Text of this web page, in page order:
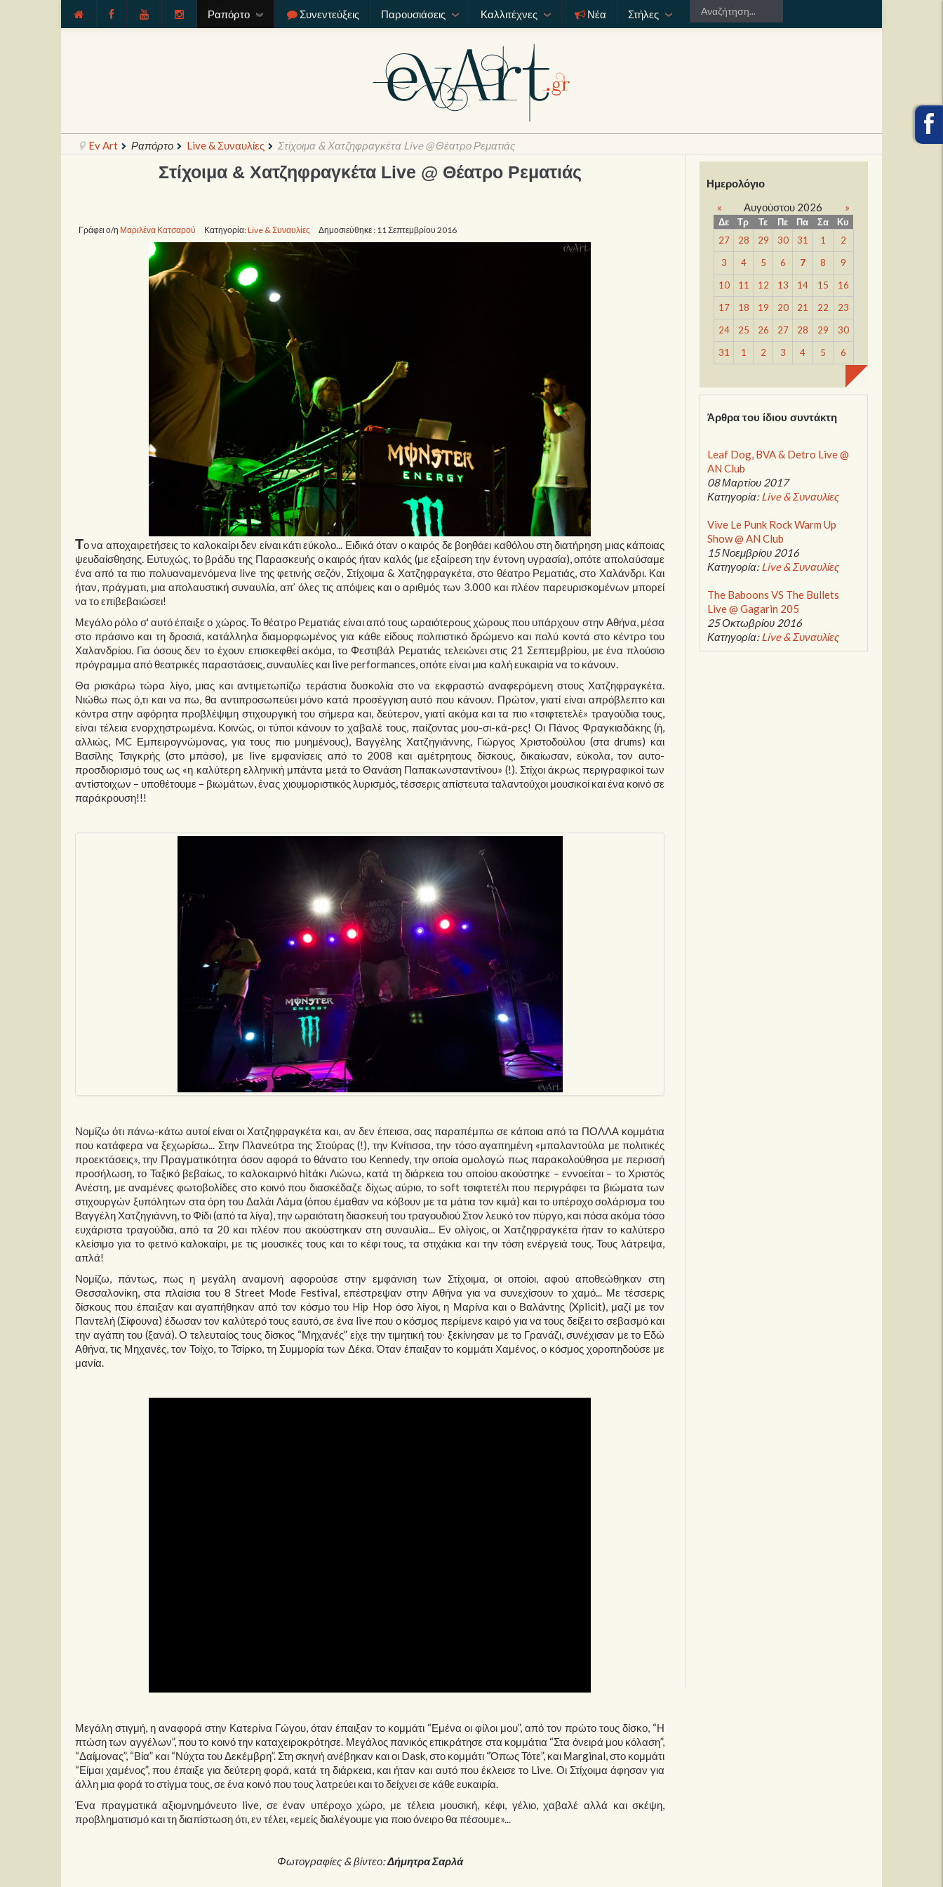
Ραπόρτο Συνεντεύξεις Παρουσιάσεις Καλλιτέχνες Νέα Στήλες
Ev Art Ραπόρτο Live & Συναυλίες Στίχοιμα & Χατζηφραγκέτα Live @ Θέατρο Ρεματιάς
Στίχοιμα & Χατζηφραγκέτα Live @ Θέατρο Ρεματιάς
Γράφει ο/η Μαριλένα Κατσαρού Κατηγορία:Live & Συναυλίες Δημοσιεύθηκε : 11 Σεπτεμβρίου 2016
Το να αποχαιρετήσεις το καλοκαίρι δεν είναι κάτι εύκολο... Ειδικά όταν ο καιρός δε βοηθάει καθόλου στη διατήρηση μιας κάποιας
ψευδαίσθησης. Ευτυχώς, το βράδυ της Παρασκευής ο καιρός ήταν καλός (με εξαίρεση την έντονη υγρασία), οπότε απολαύσαμε
ένα από τα πιο πολυαναμενόμενα live της φετινής σεζόν, Στίχοιμα & Χατζηφραγκέτα, στο θέατρο Ρεματιάς, στο Χαλάνδρι. Και
ήταν, πράγματι, μια απολαυστική συναυλία, απ’ όλες τις απόψεις και ο αριθμός των 3.000 και πλέον παρευρισκομένων μπορεί
να το επιβεβαιώσει!
Μεγάλο ρόλο σ' αυτό έπαιξε ο χώρος. Το θέατρο Ρεματιάς είναι από τους ωραιότερους χώρους που υπάρχουν στην Αθήνα, μέσα
στο πράσινο και τη δροσιά, κατάλληλα διαμορφωμένος για κάθε είδους πολιτιστικό δρώμενο και πολύ κοντά στο κέντρο του
Χαλανδρίου. Για όσους δεν το έχουν επισκεφθεί ακόμα, το Φεστιβάλ Ρεματιάς τελειώνει στις 21 Σεπτεμβρίου, με ένα πλούσιο
πρόγραμμα από θεατρικές παραστάσεις, συναυλίες και live performances, οπότε είναι μια καλή ευκαιρία να το κάνουν.
Θα ρισκάρω τώρα λίγο, μιας και αντιμετωπίζω τεράστια δυσκολία στο να εκφραστώ αναφερόμενη στους Χατζηφραγκέτα.
Νιώθω πως ό,τι και να πω, θα αντιπροσωπεύει μόνο κατά προσέγγιση αυτό που κάνουν. Πρώτον, γιατί είναι απρόβλεπτο και
κόντρα στην αφόρητα προβλέψιμη στιχουργική του σήμερα και, δεύτερον, γιατί ακόμα και τα πιο «τσιφτετελέ» τραγούδια τους,
είναι τέλεια ενορχηστρωμένα. Κοινώς, οι τύποι κάνουν το χαβαλέ τους, παίζοντας μου-σι-κά-ρες! Οι Πάνος Φραγκιαδάκης (ή,
αλλιώς, MC Εμπειρογνώμονας, για τους πιο μυημένους), Βαγγέλης Χατζηγιάννης, Γιώργος Χριστοδούλου (στα drums) και
Βασίλης Τσιγκρής (στο μπάσο), με live εμφανίσεις από το 2008 και αμέτρητους δίσκους, δικαίωσαν, εύκολα, τον αυτο-
προσδιορισμό τους ως «η καλύτερη ελληνική μπάντα μετά το Θανάση Παπακωνσταντίνου» (!). Στίχοι άκρως περιγραφικοί των
αντίστοιχων – υποθέτουμε – βιωμάτων, ένας χιουμοριστικός λυρισμός, τέσσερις απίστευτα ταλαντούχοι μουσικοί και ένα κοινό σε
παράκρουση!!!
Νομίζω ότι πάνω-κάτω αυτοί είναι οι Χατζηφραγκέτα και, αν δεν έπεισα, σας παραπέμπω σε κάποια από τα ΠΟΛΛΑ κομμάτια
που κατάφερα να ξεχωρίσω... Στην Πλανεύτρα της Στούρας (!), την Κνίτισσα, την τόσο αγαπημένη «μπαλαντούλα με πολιτικές
προεκτάσεις», την Πραγματικότητα όσον αφορά το θάνατο του Kennedy, την οποία ομολογώ πως παρακολούθησα με περισσή
προσήλωση, το Ταξικό βεβαίως, το καλοκαιρινό hitάκι Λιώνω, κατά τη διάρκεια του οποίου ακούστηκε – εννοείται – το Χριστός
Ανέστη, με αναμένες φωτοβολίδες στο κοινό που διασκέδαζε δίχως αύριο, το soft τσιφτετέλι που περιγράφει τα βιώματα των
στιχουργών ξυπόλητων στα όρη του Δαλάι Λάμα (όπου έμαθαν να κόβουν με τα μάτια τον κιμά) και το υπέροχο σολάρισμα του
Βαγγέλη Χατζηγιάννη, το Φίδι (από τα λίγα), την ωραιότατη διασκευή του τραγουδιού Στον λευκό τον πύργο, και πόσα ακόμα τόσο
ευχάριστα τραγούδια, από τα 20 και πλέον που ακούστηκαν στη συναυλία... Εν ολίγοις, οι Χατζηφραγκέτα ήταν το καλύτερο
κλείσιμο για το φετινό καλοκαίρι, με τις μουσικές τους και το κέφι τους, τα στιχάκια και την τόση ενέργειά τους. Τους λάτρεψα,
απλά!
Νομίζω, πάντως, πως η μεγάλη αναμονή αφορούσε στην εμφάνιση των Στίχοιμα, οι οποίοι, αφού αποθεώθηκαν στη
Θεσσαλονίκη, στα πλαίσια του 8 Street Mode Festival, επέστρεψαν στην Αθήνα για να συνεχίσουν το χαμό... Με τέσσερις
δίσκους που έπαιξαν και αγαπήθηκαν από τον κόσμο του Hip Hop όσο λίγοι, η Μαρίνα και ο Βαλάντης (Xplicit), μαζί με τον
Παντελή (Σίφουνα) έδωσαν τον καλύτερό τους εαυτό, σε ένα live που ο κόσμος περίμενε καιρό για να τους δείξει το σεβασμό και
την αγάπη του (ξανά). Ο τελευταίος τους δίσκος “Μηχανές” είχε την τιμητική του∙ ξεκίνησαν με το Γρανάζι, συνέχισαν με το Εδώ
Αθήνα, τις Μηχανές, τον Τοίχο, το Τσίρκο, τη Συμμορία των Δέκα. Όταν έπαιξαν το κομμάτι Χαμένος, ο κόσμος χοροπηδούσε με
μανία.
Μεγάλη στιγμή, η αναφορά στην Κατερίνα Γώγου, όταν έπαιξαν το κομμάτι “Εμένα οι φίλοι μου”, από τον πρώτο τους δίσκο, “Η
πτώση των αγγέλων”, που το κοινό την καταχειροκρότησε. Μεγάλος πανικός επικράτησε στα κομμάτια “Στα όνειρά μου κόλαση”,
“Δαίμονας”, “Βία” και “Νύχτα του Δεκέμβρη”. Στη σκηνή ανέβηκαν και οι Dask, στο κομμάτι “Όπως Τότε”, και Μarginal, στο κομμάτι
“Είμαι χαμένος”, που έπαιξε για δεύτερη φορά, κατά τη διάρκεια, και ήταν και αυτό που έκλεισε το Live. Οι Στίχοιμα άφησαν για
άλλη μια φορά το στίγμα τους, σε ένα κοινό που τους λατρεύει και το δείχνει σε κάθε ευκαιρία.
Ένα πραγματικά αξιομνημόνευτο live, σε έναν υπέροχο χώρο, με τέλεια μουσική, κέφι, γέλιο, χαβαλέ αλλά και σκέψη,
προβληματισμό και τη διαπίστωση ότι, εν τέλει, «εμείς διαλέγουμε για ποιο όνειρο θα πέσουμε»...
Φωτογραφίες & βίντεο:Δήμητρα Σαρλά
Ημερολόγιο
« Αυγούστου 2026 »
Δε Τρ Τε Πε Πα Σα
Κυ
27
28 29 30 31 1
2
3
4 5 6 7 8
9
10
11 12 13 14 15
16
17
18 19 20 21 22
23
24
25 26 27 28 29
30
31
1 2 3 4 5 6
Άρθρα του ίδιου συντάκτη
Leaf Dog, BVA & Detro Live @
AN Club
08 Μαρτίου 2017
Κατηγορία:Live & Συναυλίες
Vive Le Punk Rock Warm Up
Show @ AN Club
15 Νοεμβρίου 2016
Κατηγορία:Live & Συναυλίες
The Baboons VS The Bullets
Live @ Gagarin 205
25 Οκτωβρίου 2016
Κατηγορία:Live & Συναυλίες